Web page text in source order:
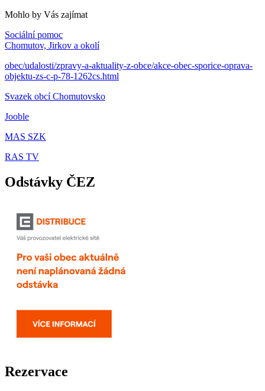
Mohlo by Vás zajímat
Sociální pomoc
Chomutov, Jirkov a okolí
obec/udalosti/zpravy-a-aktuality-z-obce/akce-obec-sporice-oprava-
objektu-zs-c-p-78-1262cs.html
Svazek obcí Chomutovsko
Jooble
MAS SZK
RAS TV
Odstávky ČEZ
Rezervace